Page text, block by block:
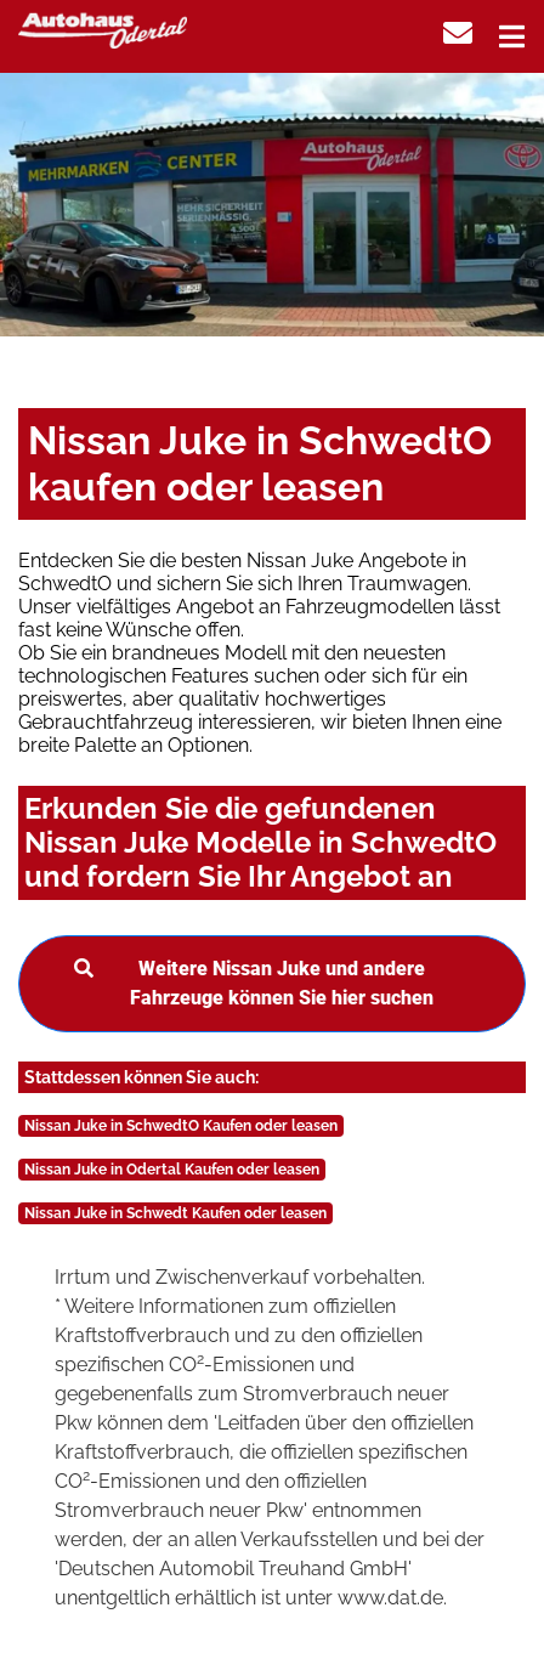
Nissan Juke in SchwedtO
kaufen oder leasen
Entdecken Sie die besten Nissan Juke Angebote in
SchwedtO und sichern Sie sich Ihren Traumwagen.
Unser vielfältiges Angebot an Fahrzeugmodellen lässt
fast keine Wünsche offen.
Ob Sie ein brandneues Modell mit den neuesten
technologischen Features suchen oder sich für ein
preiswertes, aber qualitativ hochwertiges
Gebrauchtfahrzeug interessieren, wir bieten Ihnen eine
breite Palette an Optionen.
Erkunden Sie die gefundenen
Nissan Juke Modelle in SchwedtO
und fordern Sie Ihr Angebot an
Weitere Nissan Juke und andere
Fahrzeuge können Sie hier suchen
Stattdessen können Sie auch:
Nissan Juke in SchwedtO Kaufen oder leasen
Nissan Juke in Odertal Kaufen oder leasen
Nissan Juke in Schwedt Kaufen oder leasen
Irrtum und Zwischenverkauf vorbehalten.
* Weitere Informationen zum offiziellen
Kraftstoffverbrauch und zu den offiziellen
spezifischen CO2-Emissionen und
gegebenenfalls zum Stromverbrauch neuer
Pkw können dem 'Leitfaden über den offiziellen
Kraftstoffverbrauch, die offiziellen spezifischen
CO2-Emissionen und den offiziellen
Stromverbrauch neuer Pkw' entnommen
werden, der an allen Verkaufsstellen und bei der
'Deutschen Automobil Treuhand GmbH'
unentgeltlich erhältlich ist unter www.dat.de.